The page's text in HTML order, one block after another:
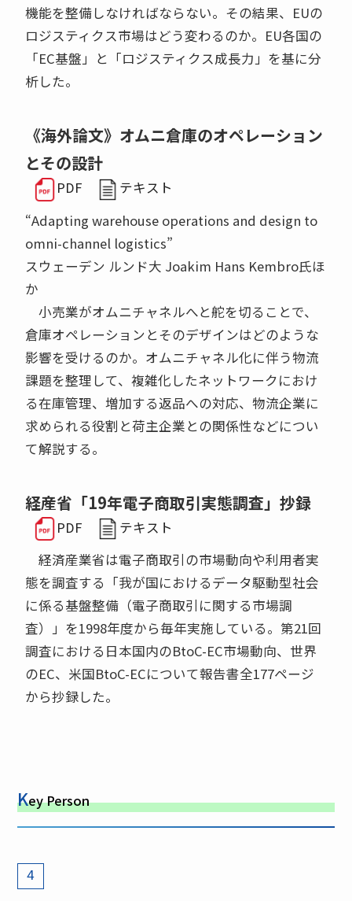
機能を整備しなければならない。その結果、EUの
ロジスティクス市場はどう変わるのか。EU各国の
「EC基盤」と「ロジスティクス成長力」を基に分
析した。
《海外論文》オムニ倉庫のオペレーション
とその設計
PDF
テキスト
“Adapting warehouse operations and design to
omni-channel logistics”
スウェーデン ルンド大 Joakim Hans Kembro氏ほ
か
小売業がオムニチャネルへと舵を切ることで、
倉庫オペレーションとそのデザインはどのような
影響を受けるのか。オムニチャネル化に伴う物流
課題を整理して、複雑化したネットワークにおけ
る在庫管理、増加する返品への対応、物流企業に
求められる役割と荷主企業との関係性などについ
て解説する。
経産省「19年電子商取引実態調査」抄録
PDF
テキスト
経済産業省は電子商取引の市場動向や利用者実
態を調査する「我が国におけるデータ駆動型社会
に係る基盤整備（電子商取引に関する市場調
査）」を1998年度から毎年実施している。第21回
調査における日本国内のBtoC-EC市場動向、世界
のEC、米国BtoC-ECについて報告書全177ページ
から抄録した。
Key Person
4